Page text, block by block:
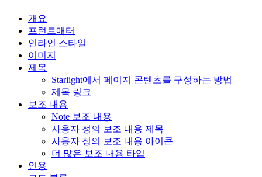
개요
프런트매터
인라인 스타일
이미지
제목
Starlight에서 페이지 콘텐츠를 구성하는 방법
제목 링크
보조 내용
Note 보조 내용
사용자 정의 보조 내용 제목
사용자 정의 보조 내용 아이콘
더 많은 보조 내용 타입
인용